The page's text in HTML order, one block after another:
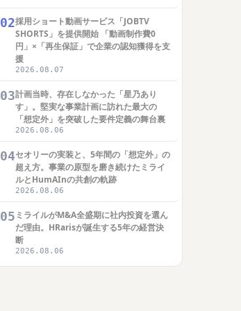
02採用ショート動画サービス「JOBTV
SHORTS」を提供開始 「動画制作費0
円」×「再生保証」で企業の認知獲得を支
援
2026.08.07
03計画当時、存在しなかった「星乃あり
す」。堅実な事業計画に訪れた最大の
「想定外」を突破した要件定義の舞台裏
2026.08.06
04セオリーの実装と、5年間の「想定外」の
超え方。事業の原型を磨き続けたミライ
ルとHumAInの共創の軌跡
2026.08.06
05 ミライルがM&A全盛期に社内投資を選ん
だ理由。HRarisが誕生する5年の経営決
断
2026.08.06